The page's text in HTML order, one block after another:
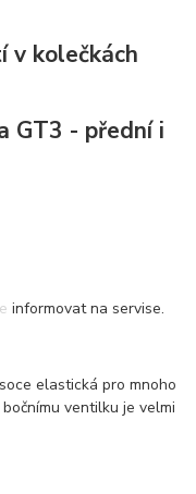
v kolečkách
GT3 - přední i
informovat na servise.
elastická pro mnoho
ventilku je velmi